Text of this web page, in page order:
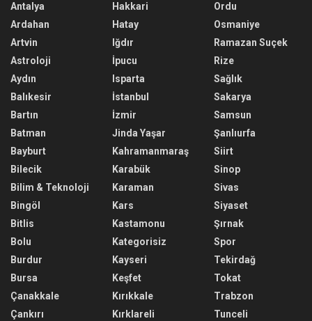
Antalya
Ardahan
Artvin
Astroloji
Aydın
Balıkesir
Bartın
Batman
Bayburt
Bilecik
Bilim & Teknoloji
Bingöl
Bitlis
Bolu
Burdur
Bursa
Çanakkale
Çankırı
Hakkari
Hatay
Iğdır
İpucu
Isparta
İstanbul
İzmir
Jinda Yaşar
Kahramanmaraş
Karabük
Karaman
Kars
Kastamonu
Kategorisiz
Kayseri
Keşfet
Kırıkkale
Kırklareli
Ordu
Osmaniye
Ramazan Suçek
Rize
Sağlık
Sakarya
Samsun
Şanlıurfa
Siirt
Sinop
Sivas
Siyaset
Şırnak
Spor
Tekirdağ
Tokat
Trabzon
Tunceli